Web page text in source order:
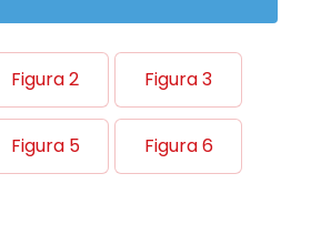
Figura 2 Figura 3
Figura 5 Figura 6